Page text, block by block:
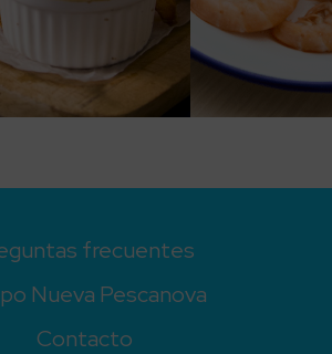
frecuentes
Nueva Pescanova
Contacto